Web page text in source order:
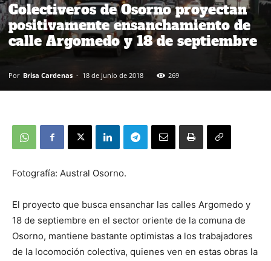
Colectiveros de Osorno proyectan
positivamente ensanchamiento de
calle Argomedo y 18 de septiembre
Por Brisa Cardenas - 18 de junio de 2018 269
Fotografía: Austral Osorno.
El proyecto que busca ensanchar las calles Argomedo y
18 de septiembre en el sector oriente de la comuna de
Osorno, mantiene bastante optimistas a los trabajadores
de la locomoción colectiva, quienes ven en estas obras la